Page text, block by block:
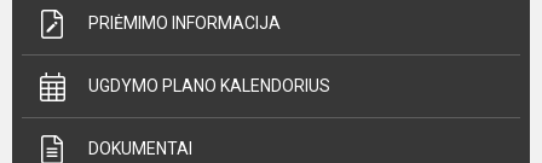
PRIĖMIMO INFORMACIJA
UGDYMO PLANO KALENDORIUS
DOKUMENTAI